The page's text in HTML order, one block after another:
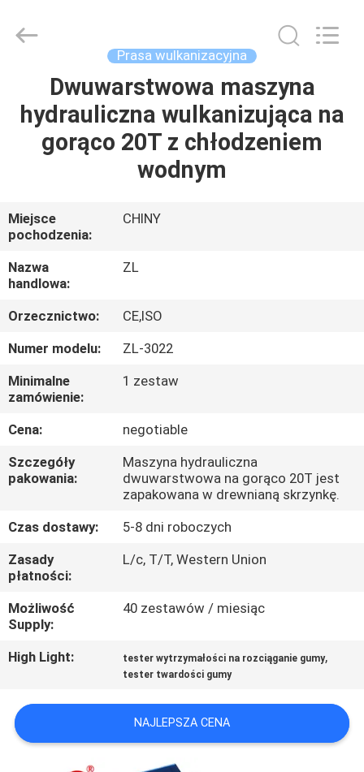
PRODUKTY
O
NAS
WYCIECZKA
PO
FABRYCE
KONTROLA
JAKOŚCI
SKONTAKTUJ
SIĘ
Z
NAMI
WYCENĘ
Technology
Prasa wulkanizacyjna
Dwuwarstwowa maszyna
hydrauliczna wulkanizująca na
gorąco 20T z chłodzeniem
wodnym
Miejsce
pochodzenia:
CHINY
Nazwa
handlowa:
ZL
Orzecznictwo:
CE,ISO
Numer modelu:
ZL-3022
Minimalne
zamówienie:
1 zestaw
Cena:
negotiable
Szczegóły
pakowania:
Maszyna hydrauliczna
dwuwarstwowa na gorąco 20T jest
zapakowana w drewnianą skrzynkę.
Czas dostawy:
5-8 dni roboczych
Zasady
płatności:
L/c, T/T, Western Union
Możliwość
Supply:
40 zestawów / miesiąc
High Light: tester wytrzymałości na rozciąganie gumy,
tester twardości gumy
NAJLEPSZA CENA